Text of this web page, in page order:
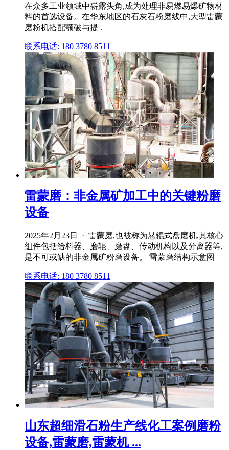
在众多工业领域中崭露头角,成为处理非易燃易爆矿物材
料的首选设备。在华东地区的石灰石粉磨线中,大型雷蒙
磨粉机搭配颚破与提 .
联系电话: 180 3780 8511
雷蒙磨：非金属矿加工中的关键粉磨
设备
2025年2月23日 · 雷蒙磨,也被称为悬辊式盘磨机,其核心
组件包括给料器、磨辊、磨盘、传动机构以及分离器等,
是不可或缺的非金属矿粉磨设备。 雷蒙磨结构示意图
联系电话: 180 3780 8511
山东超细滑石粉生产线化工案例磨粉
设备,雷蒙磨,雷蒙机 ...